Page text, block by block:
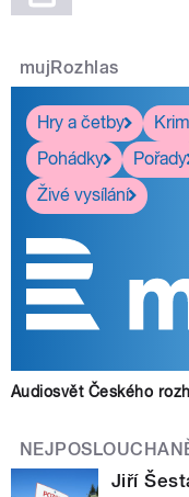
mujRozhlas
Hry a četby
Pohádky
Pořady
Živé vysílání
Audiosvět Českého
Jiří